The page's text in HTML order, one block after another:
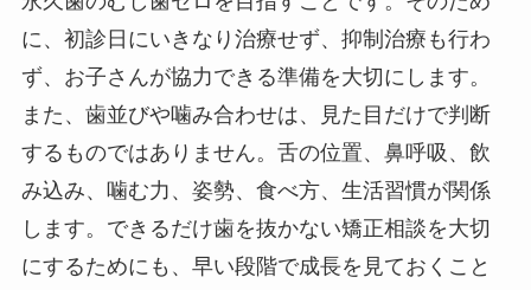
に、初診日にいきなり治療せず、抑制治療も行わ
ず、お子さんが協力できる準備を大切にします。
また、歯並びや噛み合わせは、見た目だけで判断
するものではありません。舌の位置、鼻呼吸、飲
み込み、噛む力、姿勢、食べ方、生活習慣が関係
します。できるだけ歯を抜かない矯正相談を大切
にするためにも、早い段階で成長を見ておくこと